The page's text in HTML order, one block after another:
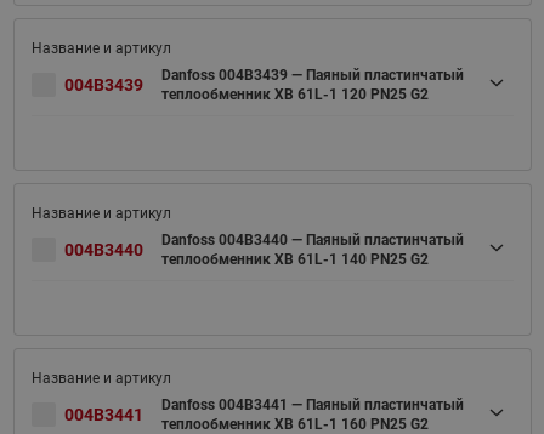
004B3439
Danfoss 004B3439 — Паяный пластинчатый
теплообменник XB 61L-1 120 PN25 G2
004B3440
Danfoss 004B3440 — Паяный пластинчатый
теплообменник XB 61L-1 140 PN25 G2
004B3441
Danfoss 004B3441 — Паяный пластинчатый
теплообменник XB 61L-1 160 PN25 G2